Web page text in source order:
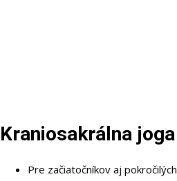
Kraniosakrálna joga
Pre začiatočníkov aj pokročilých